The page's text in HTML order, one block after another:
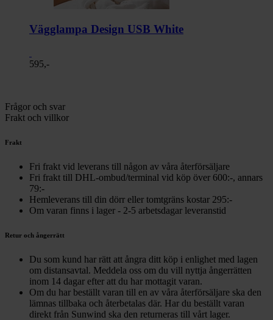
Vägglampa Design USB White
595,-
Frågor och svar
Frakt och villkor
Frakt
Fri frakt vid leverans till någon av våra återförsäljare
Fri frakt till DHL-ombud/terminal vid köp över 600:-, annars
79:-
Hemleverans till din dörr eller tomtgräns kostar 295:-
Om varan finns i lager - 2-5 arbetsdagar leveranstid
Retur och ångerrätt
Du som kund har rätt att ångra ditt köp i enlighet med lagen
om distansavtal. Meddela oss om du vill nyttja ångerrätten
inom 14 dagar efter att du har mottagit varan.
Om du har beställt varan till en av våra återförsäljare ska den
lämnas tillbaka och återbetalas där. Har du beställt varan
direkt från Sunwind ska den returneras till vårt lager.